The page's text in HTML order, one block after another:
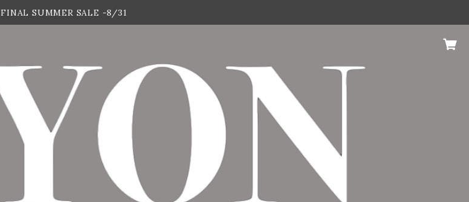
FINAL SUMMER SALE -8/31